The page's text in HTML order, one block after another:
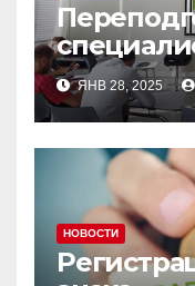
охраны
ЯНВ 28, 2025
НОВОСТИ